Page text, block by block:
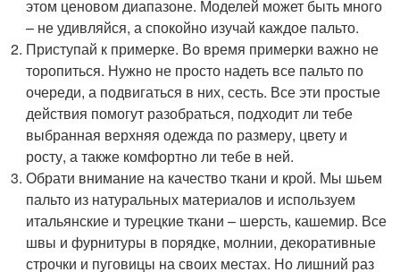
этом ценовом диапазоне. Моделей может быть много
– не удивляйся, а спокойно изучай каждое пальто.
Приступай к примерке. Во время примерки важно не
торопиться. Нужно не просто надеть все пальто по
очереди, а подвигаться в них, сесть. Все эти простые
действия помогут разобраться, подходит ли тебе
выбранная верхняя одежда по размеру, цвету и
росту, а также комфортно ли тебе в ней.
Обрати внимание на качество ткани и крой. Мы шьем
пальто из натуральных материалов и используем
итальянские и турецкие ткани – шерсть, кашемир. Все
швы и фурнитуры в порядке, молнии, декоративные
строчки и пуговицы на своих местах. Но лишний раз